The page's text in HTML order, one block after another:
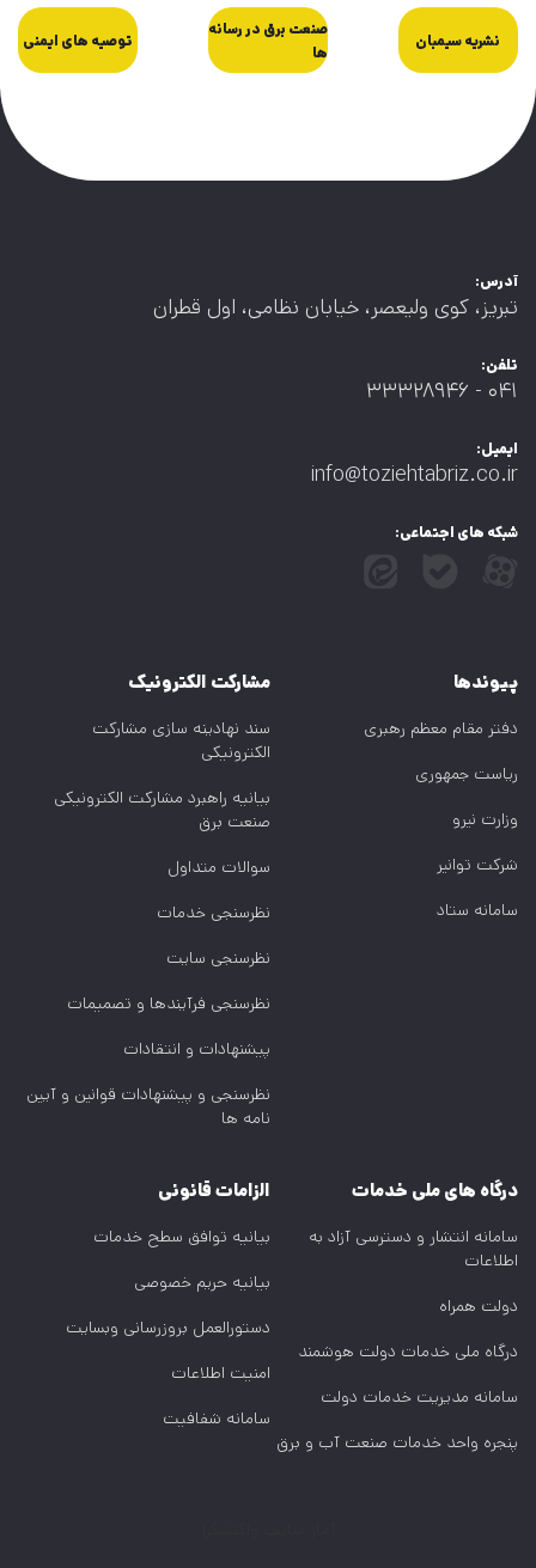
نشریه سیمبان
صنعت برق در رسانه
ها
توصیه های ایمنی
آدرس:
تبریز، کوی ولیعصر، خیابان نظامی، اول قطران
تلفن:
۰۴۱ - ۳۳۳۲۸۹۴۶
ایمیل:
info@toziehtabriz.co.ir
شبکه های اجتماعی:
پیوندها
دفتر مقام معظم رهبری
ریاست جمهوری
وزارت نیرو
شرکت توانیر
سامانه ستاد
مشارکت الکترونیک
سند نهادینه سازی مشارکت
الکترونیکی
بیانیه راهبرد مشارکت الکترونیکی
صنعت برق
سوالات متداول
نظرسنجی خدمات
نظرسنجی سایت
نظرسنجی فرآیندها و تصمیمات
پیشنهادات و انتقادات
نظرسنجی و پیشنهادات قوانین و آیین
نامه ها
درگاه های ملی خدمات
سامانه انتشار و دسترسی آزاد به
اطلاعات
دولت همراه
درگاه ملی خدمات دولت هوشمند
سامانه مدیریت خدمات دولت
پنجره واحد خدمات صنعت آب و برق
الزامات قانونی
بیانیه توافق سطح خدمات
بیانیه حریم خصوصی
دستورالعمل بروزرسانی وبسایت
امنیت اطلاعات
سامانه شفافیت